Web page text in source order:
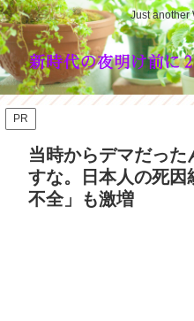
Just another
PR
当時からデマだっ
すな。日本人の死因
不全」も激増